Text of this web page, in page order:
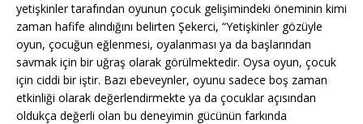
yetişkinler tarafından oyunun çocuk gelişimindeki öneminin kimi
zaman hafife alındığını belirten Şekerci, “Yetişkinler gözüyle
oyun, çocuğun eğlenmesi, oyalanması ya da başlarından
savmak için bir uğraş olarak görülmektedir. Oysa oyun, çocuk
için ciddi bir iştir. Bazı ebeveynler, oyunu sadece boş zaman
etkinliği olarak değerlendirmekte ya da çocuklar açısından
oldukça değerli olan bu deneyimin gücünün farkında